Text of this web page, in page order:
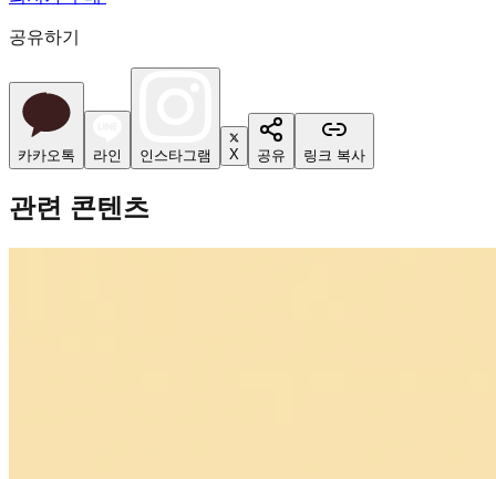
공유하기
카카오톡 라인 인스타그램 X 공유 링크 복사
관련 콘텐츠